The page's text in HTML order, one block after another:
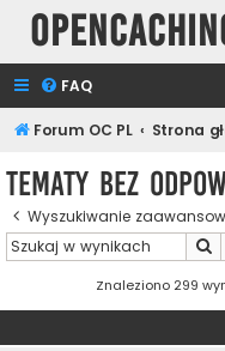
FAQ
Forum OC PL Strona
Tematy bez
Wyszukiwanie
Znaleziono 299